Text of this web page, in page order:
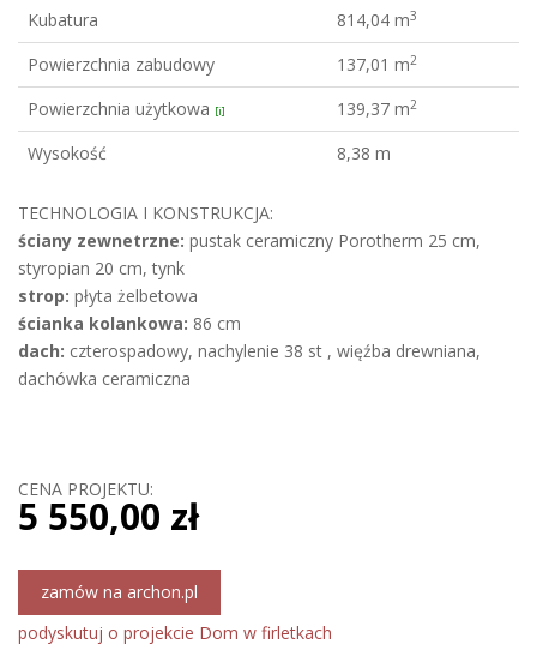
Kubatura
814,04 m3
Powierzchnia zabudowy 137,01 m2
Powierzchnia użytkowa [i] 139,37 m2
Wysokość 8,38 m
TECHNOLOGIA I KONSTRUKCJA:
ściany zewnetrzne: pustak ceramiczny Porotherm 25 cm,
styropian 20 cm, tynk
strop: płyta żelbetowa
ścianka kolankowa: 86 cm
dach: czterospadowy, nachylenie 38 st , więźba drewniana,
dachówka ceramiczna
CENA PROJEKTU:
5 550,00 zł
zamów na archon.pl
podyskutuj o projekcie Dom w firletkach